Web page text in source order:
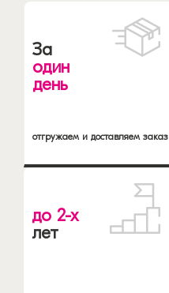
За
один
день
отгружаем и доставляем заказ
до 2-х
лет